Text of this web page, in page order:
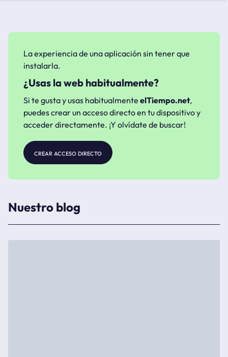
La experiencia de una aplicación sin tener que
instalarla.
¿Usas la web habitualmente?
Si te gusta y usas habitualmente elTiempo.net,
puedes crear un acceso directo en tu dispositivo y
acceder directamente. ¡Y olvídate de buscar!
crear acceso directo
Nuestro blog